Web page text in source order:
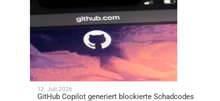
12. Juli 2026
GitHub Copilot generiert blockierte Schadcodes